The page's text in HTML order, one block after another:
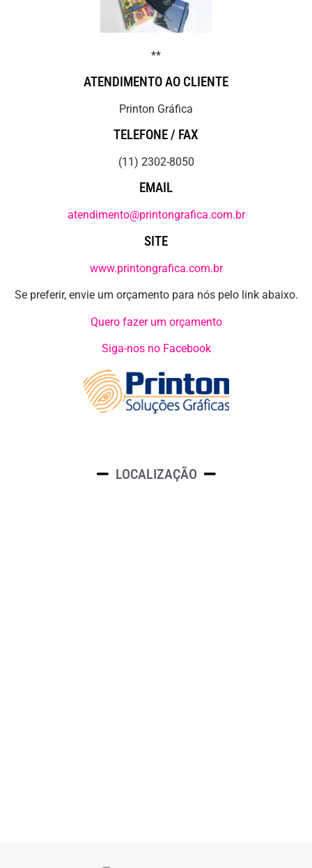
**
ATENDIMENTO AO CLIENTE
Printon Gráfica
TELEFONE / FAX
(11) 2302-8050
EMAIL
atendimento@printongrafica.com.br
SITE
www.printongrafica.com.br
Se preferir, envie um orçamento para nós pelo link abaixo.
Quero fazer um orçamento
Siga-nos no Facebook
LOCALIZAÇÃO